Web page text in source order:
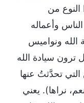
النوع من
وأعماله
الله ونواميس
ترون سيادة الله
التي تحدَّثتُ عنها
نراها). يعني